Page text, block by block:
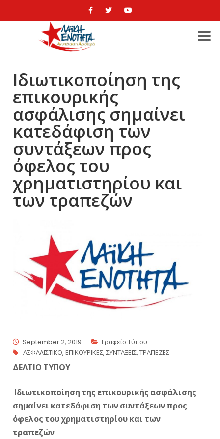
Ιδιωτικοποίηση της
επικουρικής
ασφάλισης σημαίνει
κατεδάφιση των
συντάξεων προς
όφελος του
χρηματιστηρίου και
των τραπεζών
September 2, 2019
Γραφείο Τύπου
ΑΣΦΑΛΙΣΤΙΚΟ,ΕΠΙΚΟΥΡΙΚΕΣ,ΣΥΝΤΑΞΕΙΣ,ΤΡΑΠΕΖΕΣ
ΔΕΛΤΙΟ ΤΥΠΟΥ
Ιδιωτικοποίηση της επικουρικής ασφάλισης
σημαίνει κατεδάφιση των συντάξεων προς
όφελος του χρηματιστηρίου και των
τραπεζών